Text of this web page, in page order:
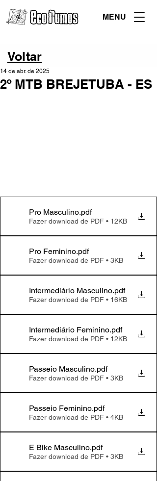
MENU
Voltar
2º MTB BREJETUBA - ES
14 de abr. de 2025
Pro Masculino.pdf
Fazer download de PDF • 12KB
Pro Feminino.pdf
Fazer download de PDF • 3KB
Intermediário Masculino.pdf
Fazer download de PDF • 16KB
Intermediário Feminino.pdf
Fazer download de PDF • 12KB
Passeio Masculino.pdf
Fazer download de PDF • 3KB
Passeio Feminino.pdf
Fazer download de PDF • 4KB
E Bike Masculino.pdf
Fazer download de PDF • 3KB